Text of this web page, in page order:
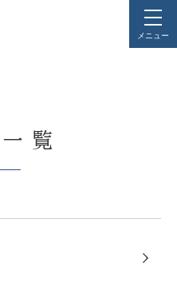
メニュー
覧